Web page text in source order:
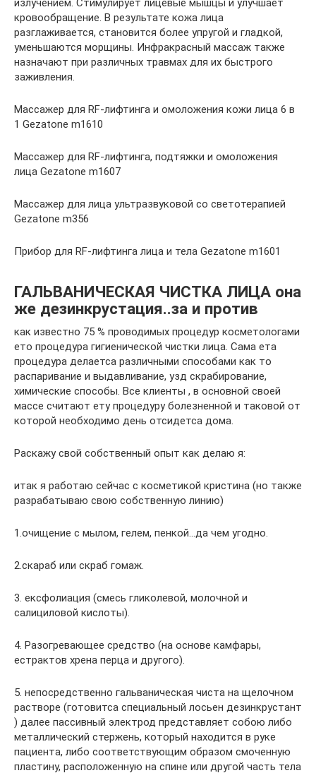
излучением. Стимулирует лицевые мышцы и улучшает
кровообращение. В результате кожа лица
разглаживается, становится более упругой и гладкой,
уменьшаются морщины. Инфракрасный массаж также
назначают при различных травмах для их быстрого
заживления.
Массажер для RF-лифтинга и омоложения кожи лица 6 в
1 Gezatone m1610
Массажер для RF-лифтинга, подтяжки и омоложения
лица Gezatone m1607
Массажер для лица ультразвуковой со светотерапией
Gezatone m356
Прибор для RF-лифтинга лица и тела Gezatone m1601
ГАЛЬВАНИЧЕСКАЯ ЧИСТКА ЛИЦА она
же дезинкрустация..за и против
как известно 75 % проводимых процедур косметологами
ето процедура гигиенической чистки лица. Сама ета
процедура делаетса различными способами как то
распаривание и выдавливание, узд скрабирование,
химические способы. Все клиенты , в основной своей
массе считают ету процедуру болезненной и таковой от
которой необходимо день отсидетса дома.
Раскажу свой собственный опыт как делаю я:
итак я работаю сейчас с косметикой кристина (но также
разрабатываю свою собственную линию)
1.очищение с мылом, гелем, пенкой…да чем угодно.
2.скараб или скраб гомаж.
3. ексфолиация (смесь гликолевой, молочной и
салициловой кислоты).
4. Разогревающее средство (на основе камфары,
естрактов хрена перца и другого).
5. непосредственно гальваническая чиста на щелочном
растворе (готовитса специальный лосьен дезинкрустант
) далее пассивный электрод представляет собою либо
металлический стержень, который находится в руке
пациента, либо соответствующим образом смоченную
пластину, расположенную на спине или другой часть тела